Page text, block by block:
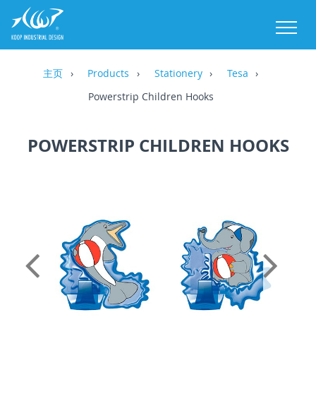
主页 Products Stationery
Tesa
Powerstrip Children Hooks
POWERSTRIP CHILDREN HOOKS